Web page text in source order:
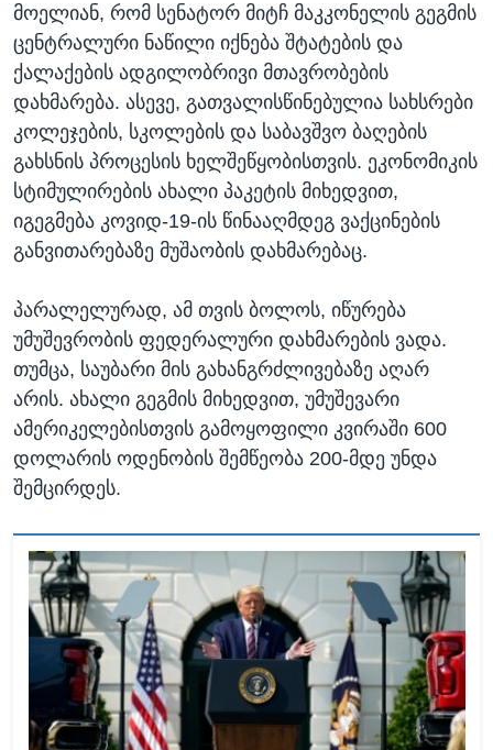
მოელიან, რომ სენატორ მიტჩ მაკკონელის გეგმის
ცენტრალური ნაწილი იქნება შტატების და
ქალაქების ადგილობრივი მთავრობების
დახმარება. ასევე, გათვალისწინებულია სახსრები
კოლეჯების, სკოლების და საბავშვო ბაღების
გახსნის პროცესის ხელშეწყობისთვის. ეკონომიკის
სტიმულირების ახალი პაკეტის მიხედვით,
იგეგმება კოვიდ-19-ის წინააღმდეგ ვაქცინების
განვითარებაზე მუშაობის დახმარებაც.
პარალელურად, ამ თვის ბოლოს, იწურება
უმუშევრობის ფედერალური დახმარების ვადა.
თუმცა, საუბარი მის გახანგრძლივებაზე აღარ
არის. ახალი გეგმის მიხედვით, უმუშევარი
ამერიკელებისთვის გამოყოფილი კვირაში 600
დოლარის ოდენობის შემწეობა 200-მდე უნდა
შემცირდეს.